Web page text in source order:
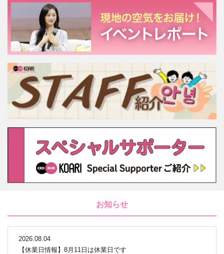
お知らせ
2026.08.04
【休業日情報】8月11日は休業日です